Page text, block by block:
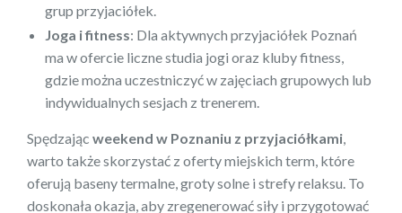
grup przyjaciółek.
Joga i fitness: Dla aktywnych przyjaciółek Poznań
ma w ofercie liczne studia jogi oraz kluby fitness,
gdzie można uczestniczyć w zajęciach grupowych lub
indywidualnych sesjach z trenerem.
Spędzając weekend w Poznaniu z przyjaciółkami
warto także skorzystać z oferty miejskich term, które
oferują baseny termalne, groty solne i strefy relaksu. To
doskonała okazja, aby zregenerować siły i przygotować